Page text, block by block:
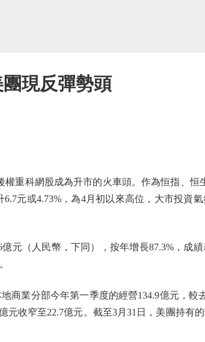
團現反彈勢頭
重科網股成為升市的火車頭。作為恒指、恒
元或4.73%，為4月初以來高位，大市投資
（人民幣，下同），按年增長87.3%，成
業分部今年第一季度的經營134.9億元，較
元收窄至22.7億元。截至3月31日，美團持有